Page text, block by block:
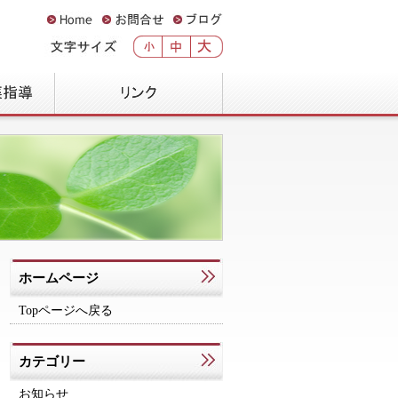
ホームページ
Topページへ戻る
カテゴリー
お知らせ